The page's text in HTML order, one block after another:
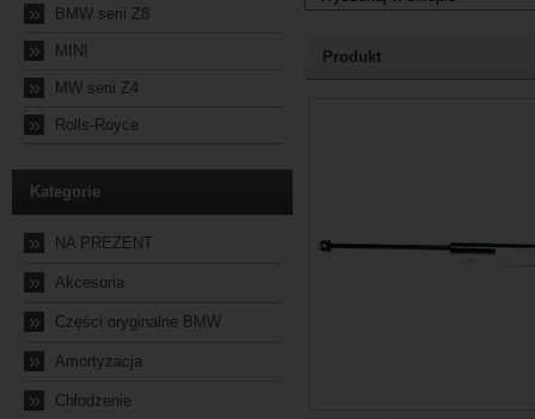
» BMW serii Z8
» MINI
» MW serii Z4
» Rolls-Royce
Kategorie
» NA PREZENT
» Akcesoria
» Części oryginalne BMW
» Amortyzacja
» Chłodzenie
Produkt